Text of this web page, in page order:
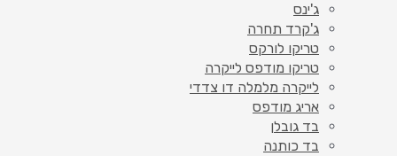
ג'ינס
ג'קרד תחרה
טריקו לורקס
טריקו מודפס לייקרה
לייקרה מלמלה דו צדדי
אריג מודפס
בד גובלן
בד כותנה